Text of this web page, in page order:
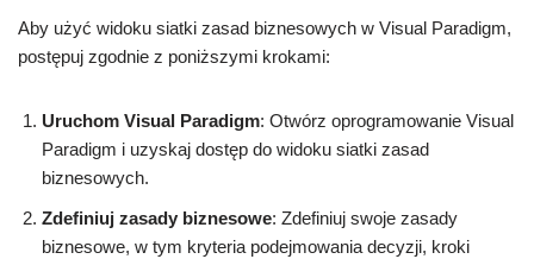
Aby użyć widoku siatki zasad biznesowych w Visual Paradigm,
postępuj zgodnie z poniższymi krokami:
Uruchom Visual Paradigm: Otwórz oprogramowanie Visual
Paradigm i uzyskaj dostęp do widoku siatki zasad
biznesowych.
Zdefiniuj zasady biznesowe: Zdefiniuj swoje zasady
biznesowe, w tym kryteria podejmowania decyzji, kroki